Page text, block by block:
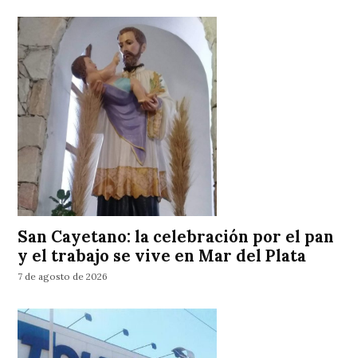
San Cayetano: la celebración por el pan
y el trabajo se vive en Mar del Plata
7 de agosto de 2026